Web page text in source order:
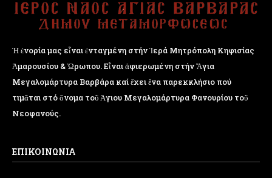
Ἡ ἐνορία μας εἶναι ἐνταγμένη στήν Ἱερά Μητρόπολη Κηφισίας
Ἁμαρουσίου & Ὠρωπου. Εἶναι ἀφιερωμένη στήν Ἅγια
Μεγαλομάρτυρα Βαρβάρα καί ἔχει ἕνα παρεκκλήσιο πού
τιμᾶται στό ὄνομα τοῦ Ἁγιου Μεγαλομάρτυρα Φανουρίου τοῦ
Νεοφανούς.
ΕΠΙΚΟΙΝΩΝΙΑ